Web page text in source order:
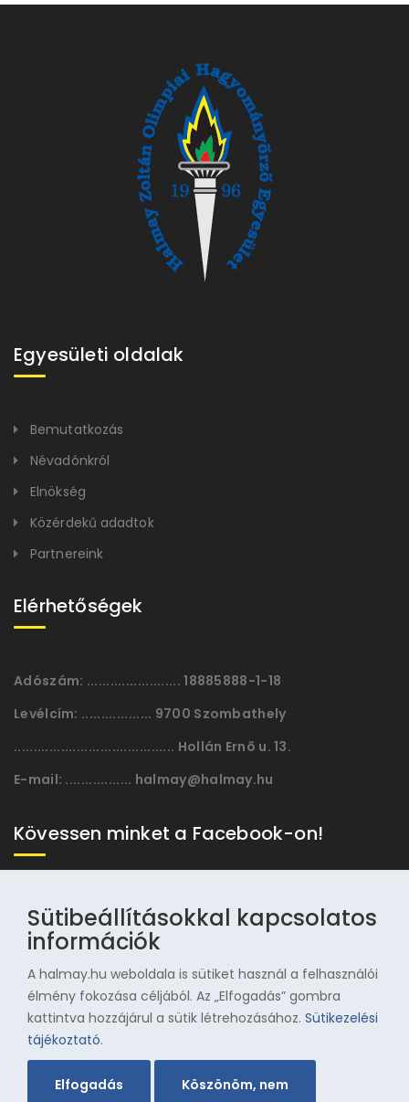
Egyesületi oldalak
Bemutatkozás
Névadónkról
Elnökség
Közérdekű adadtok
Partnereink
Elérhetőségek
Adószám: ........................ 18885888-1-18
Levélcím: .................. 9700 Szombathely
......................................... Hollán Ernõ u. 13.
E-mail: ................. halmay@halmay.hu
Kövessen minket a Facebook-on!
© 1996-2025 Halmay Zoltán Olimpiai Hagyományörző
Sütibeállításokkal kapcsolatos
információk
A halmay.hu weboldala is sütiket használ a felhasználói
élmény fokozása céljából. Az „Elfogadás” gombra
kattintva hozzájárul a sütik létrehozásához.Sütikezelési
tájékoztató.
Elfogadás Köszönöm, nem